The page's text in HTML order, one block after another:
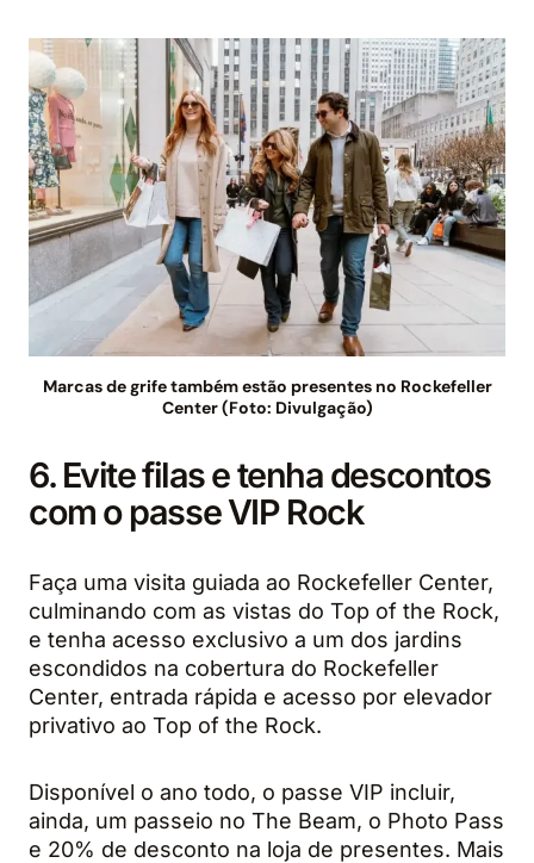
Marcas de grife também estão presentes no Rockefeller
Center (Foto: Divulgação)
6. Evite filas e tenha descontos
com o passe VIP Rock
Faça uma visita guiada ao Rockefeller Center,
culminando com as vistas do Top of the Rock,
e tenha acesso exclusivo a um dos jardins
escondidos na cobertura do Rockefeller
Center, entrada rápida e acesso por elevador
privativo ao Top of the Rock.
Disponível o ano todo, o passe VIP incluir,
ainda, um passeio no The Beam, o Photo Pass
e 20% de desconto na loja de presentes. Mais